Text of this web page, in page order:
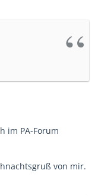
im PA-Forum
von mir.